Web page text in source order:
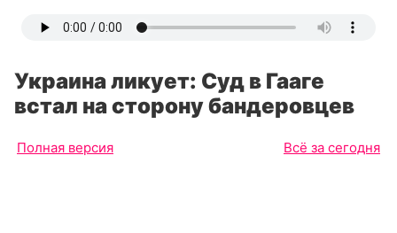
Украина ликует: Суд в Гааге
встал на сторону бандеровцев
Полная версия Всё за сегодня